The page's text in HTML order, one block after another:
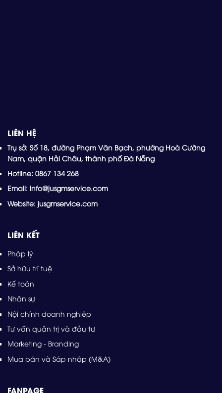
LIÊN HỆ
Trụ sở: Số 18, đường Phạm Văn Bạch, phường Hoà Cường
Nam, quận Hải Châu, thành phố Đà Nẵng
Hotline: 0867 134 268
Email: info@jusgmservice.com
Website: jusgmservice.com
LIÊN KẾT
Pháp lý
Sở hữu trí tuệ
Kế toán
Nhân sự
Nội chính doanh nghiệp
Tư vấn quản trị và đầu tư
Marketing - Branding
Mua bán và Sáp nhập (M&A)
FANPAGE